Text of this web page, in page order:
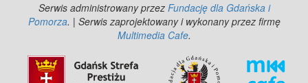
Serwis administrowany przez Fundację dla Gdańska i
Pomorza. | Serwis zaprojektowany i wykonany przez firmę
Multimedia Cafe.